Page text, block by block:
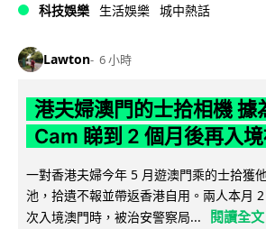
科技娛樂 生活娛樂 城中熱話
Lawton 6 小時
港夫婦澳門的士拾相機 據
Cam 睇到 2 個月後再入
一對香港夫婦今年 5 月遊澳門乘的士拾獲
池，拾遺不報並帶返香港自用。兩人本月
次入境澳門時，被治安警察局...
閱讀全文